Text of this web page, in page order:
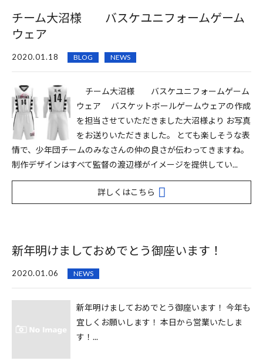
チーム大沼様 バスケユニフォームゲーム
ウェア
2020.01.18 BLOG NEWS
チーム大沼様 バスケユニフォームゲーム
ウェア バスケットボールゲームウェアの作成
を担当させていただきました大沼様より お写真
をお送りいただきました。 とても楽しそうな表
情で、少年団チームのみなさんの仲の良さが伝わってきますね。
制作デザインはすべて監督の渡辺様がイメージを提供してい...
詳しくはこちら
新年明けましておめでとう御座います！
2020.01.06 NEWS
新年明けましておめでとう御座います！ 今年も
宜しくお願いします！ 本日から営業いたしま
す！...